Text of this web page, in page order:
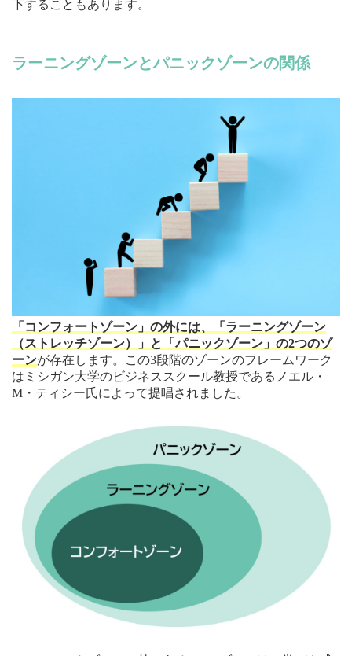
下することもあります。
ラーニングゾーンとパニックゾーンの関係
「コンフォートゾーン」の外には、「ラーニングゾーン
（ストレッチゾーン）」と「パニックゾーン」の2つのゾ
ーンが存在します。この3段階のゾーンのフレームワーク
はミシガン大学のビジネススクール教授であるノエル・
M・ティシー氏によって提唱されました。